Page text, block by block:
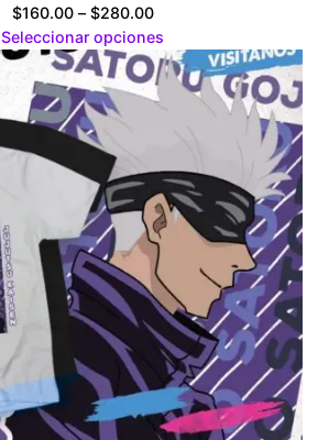
$160.00 – $280.00Price
range:
$160.00
through
$280.00
Seleccionar opciones